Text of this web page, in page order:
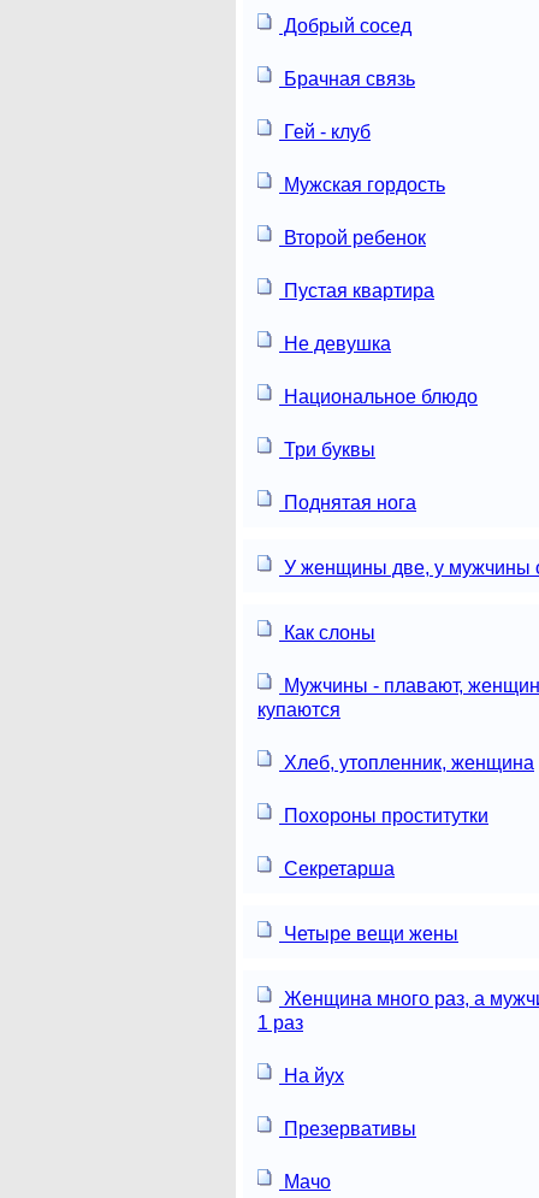
Добрый сосед
Брачная связь
Гей - клуб
Мужская гордость
Второй ребенок
Пустая квартира
Не девушка
Национальное блюдо
Три буквы
Поднятая нога
У женщины две, у мужчины
Как слоны
Мужчины - плавают,
купаются
Хлеб, утопленник, женщина
Похороны проститутки
Секретарша
Четыре вещи жены
Женщина много раз, а
1 раз
На йух
Презервативы
Мачо